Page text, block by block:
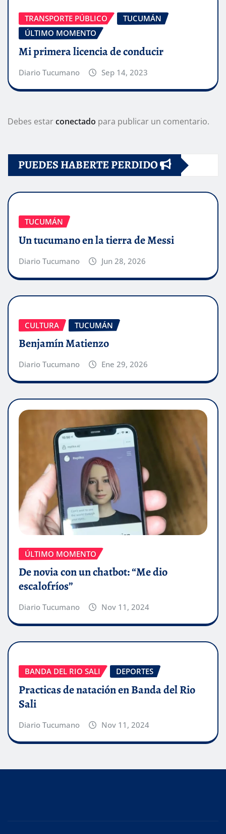
TRANSPORTE PÚBLICO
TUCUMÁN
ÚLTIMO MOMENTO
Mi primera licencia de conducir
Diario Tucumano Sep 14, 2023
Debes estarconectado para publicar un comentario.
PUEDES HABERTE PERDIDO
TUCUMÁN
Un tucumano en la tierra de Messi
Diario Tucumano Jun 28, 2026
CULTURA TUCUMÁN
Benjamín Matienzo
Diario Tucumano Ene 29, 2026
ÚLTIMO MOMENTO
De novia con un chatbot: “Me dio
escalofríos”
Diario Tucumano Nov 11, 2024
BANDA DEL RIO SALI DEPORTES
Practicas de natación en Banda del Rio
Sali
Diario Tucumano Nov 11, 2024